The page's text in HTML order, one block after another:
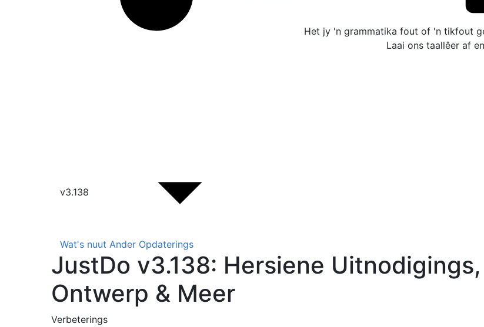
Het jy 'n grammatika fout of 'n tikfout
Laai ons taallêer af
v3.138
Wat's nuut Ander Opdaterings
JustDo v3.138: Hersiene
Ontwerp & Meer
Verbeterings